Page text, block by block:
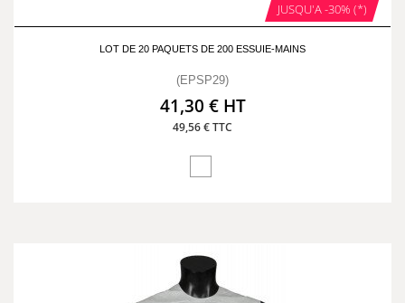
JUSQU'A -30% (*)
LOT DE 20 PAQUETS DE 200 ESSUIE-MAINS
(EPSP29)
41,30 € HT
49,56 € TTC